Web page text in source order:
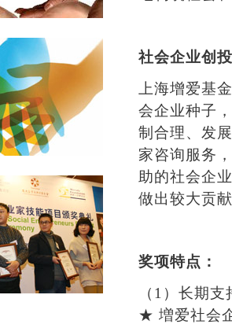
社会企业创
上海增爱基
会企业种子
制合理、发
家咨询服务
助的社会企
做出较大贡
奖项特点：
（1）长期支
★ 増爱社会